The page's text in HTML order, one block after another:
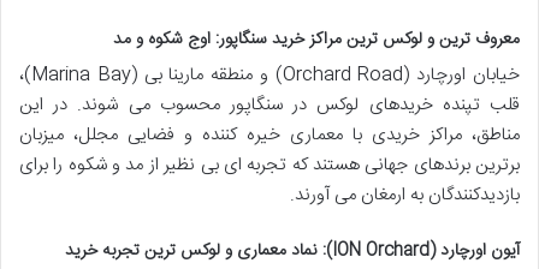
معروف ترین و لوکس ترین مراکز خرید سنگاپور: اوج شکوه و مد
خیابان اورچارد (Orchard Road) و منطقه مارینا بی (Marina Bay)،
قلب تپنده خریدهای لوکس در سنگاپور محسوب می شوند. در این
مناطق، مراکز خریدی با معماری خیره کننده و فضایی مجلل، میزبان
برترین برندهای جهانی هستند که تجربه ای بی نظیر از مد و شکوه را برای
بازدیدکنندگان به ارمغان می آورند.
آیون اورچارد (ION Orchard): نماد معماری و لوکس ترین تجربه خرید